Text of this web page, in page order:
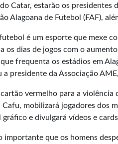
Catar, estarão os presidentes
Alagoana de Futebol (FAF),
é um esporte que mexe
os dias de jogos com o
frequenta os estádios em
a presidente da Associação
vermelho para a violência
Cafu, mobilizará jogadores dos
gráfico e divulgará vídeos e
importante que os homens